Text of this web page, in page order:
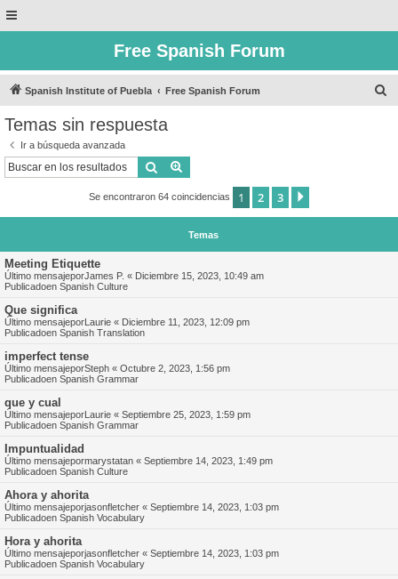
Free Spanish Forum
Spanish Institute of Puebla Free Spanish Forum
Temas sin respuesta
Ir a búsqueda avanzada
Buscar
Se encontraron 64 coincidencias 1 2 3
Temas
Meeting Etiquette
Último mensajeporJames P. « Diciembre 15, 2023, 10:49 am
Publicadoen Spanish Culture
Que significa
Último mensajeporLaurie « Diciembre 11, 2023, 12:09 pm
Publicadoen Spanish Translation
imperfect tense
Último mensajeporSteph « Octubre 2, 2023, 1:56 pm
Publicadoen Spanish Grammar
que y cual
Último mensajeporLaurie « Septiembre 25, 2023, 1:59 pm
Publicadoen Spanish Grammar
Impuntualidad
Último mensajepormarystatan « Septiembre 14, 2023, 1:49 pm
Publicadoen Spanish Culture
Ahora y ahorita
Último mensajeporjasonfletcher « Septiembre 14, 2023, 1:03 pm
Publicadoen Spanish Vocabulary
Hora y ahorita
Último mensajeporjasonfletcher « Septiembre 14, 2023, 1:03 pm
Publicadoen Spanish Vocabulary